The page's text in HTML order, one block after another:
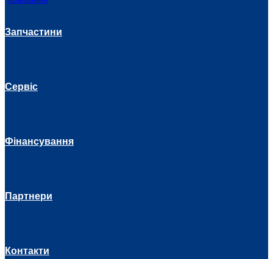
Запчастини
Сервіс
Фінансування
Партнери
Контакти